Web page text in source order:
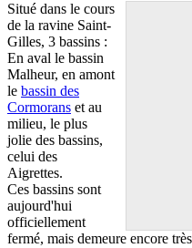
Situé dans le cours
de la ravine Saint-
Gilles, 3 bassins :
En aval le bassin
Malheur, en amont
le bassin des
Cormorans et au
milieu, le plus
jolie des bassins,
celui des
Aigrettes.
Ces bassins sont
aujourd'hui
officiellement
fermé, mais demeure encore